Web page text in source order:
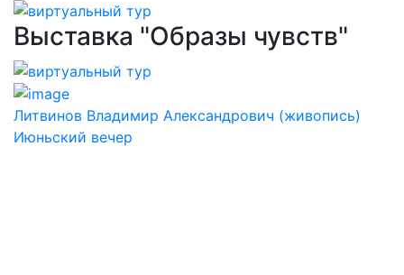
Выставка "Образы чувств"
Литвинов Владимир Александрович (живопись)
Июньский вечер